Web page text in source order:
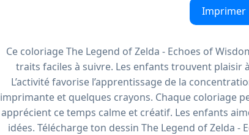
Imprimer
Ce coloriage The Legend of Zelda - Echoes of
traits faciles à suivre. Les enfants trouvent plaisir
L’activité favorise l’apprentissage de la
imprimante et quelques crayons. Chaque coloriage
apprécient ce temps calme et créatif. Les enfants
idées. Télécharge ton dessin The Legend of Zelda